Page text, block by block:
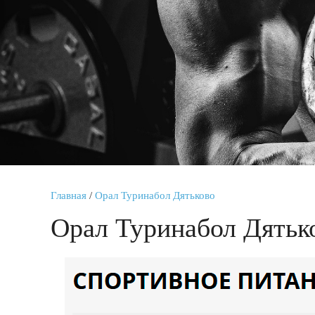
Главная / Орал Туринабол Дятьково
Орал Туринабол